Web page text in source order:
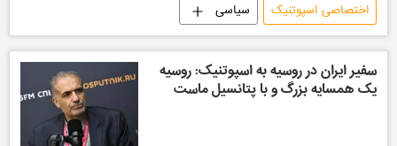
اختصاصی اسپوتنیک سیاسی
سفیر ایران در روسیه به اسپوتنیک: روسیه
یک همسایه بزرگ و با پتانسیل ماست